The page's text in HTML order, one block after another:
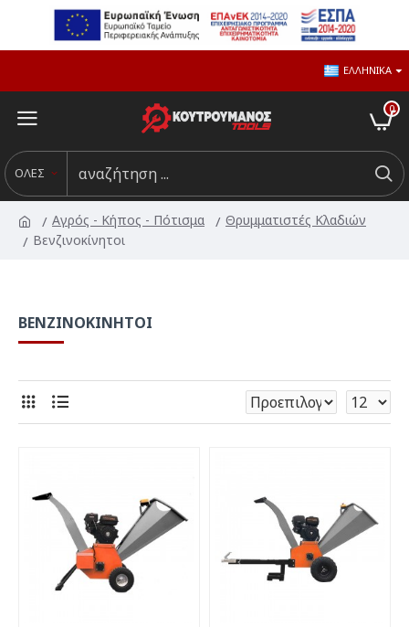
ΕΛΛΗΝΙΚΆ
0
ΟΛΕΣ
Αγρός - Κήπος - Πότισμα
Θρυμματιστές Κλαδιών
Βενζινοκίνητοι
ΒΕΝΖΙΝΟΚΊΝΗΤΟΙ